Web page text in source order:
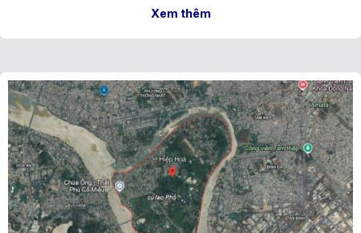
Xem thêm